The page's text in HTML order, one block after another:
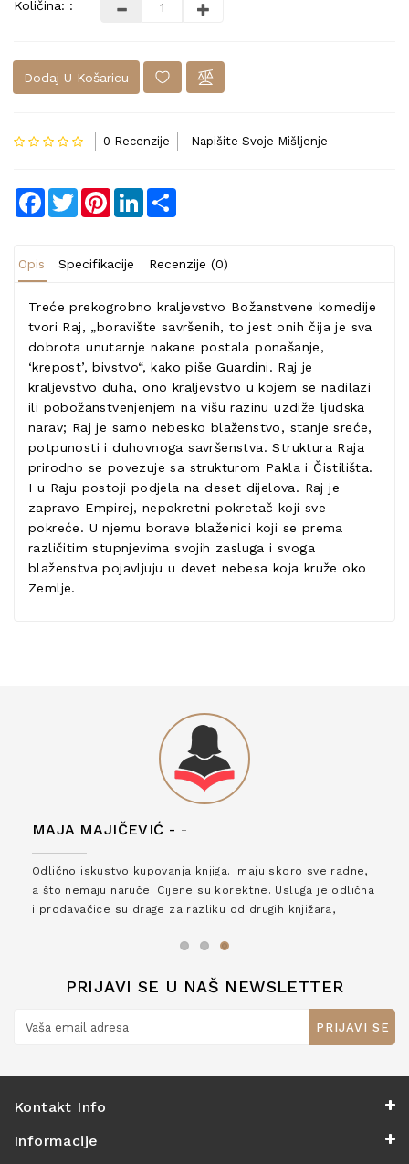
Količina: :
Dodaj U Košaricu
0 Recenzije Napišite Svoje Mišljenje
Facebook
TwitterPinterestLinkedIn
Opis Specifikacije Recenzije (0)
Treće prekogrobno kraljevstvo Božanstvene komedije
tvori Raj, „boravište savršenih, to jest onih čija je sva
dobrota unutarnje nakane postala ponašanje,
‘krepost’, bivstvo“, kako piše Guardini. Raj je
kraljevstvo duha, ono kraljevstvo u kojem se nadilazi
ili pobožanstvenjenjem na višu razinu uzdiže ljudska
narav; Raj je samo nebesko blaženstvo, stanje sreće,
potpunosti i duhovnoga savršenstva. Struktura Raja
prirodno se povezuje sa strukturom Pakla i Čistilišta.
I u Raju postoji podjela na deset dijelova. Raj je
zapravo Empirej, nepokretni pokretač koji sve
pokreće. U njemu borave blaženici koji se prema
različitim stupnjevima svojih zasluga i svoga
blaženstva pojavljuju u devet nebesa koja kruže oko
Zemlje.
MAJA MAJIČEVIĆ - -
Odlično iskustvo kupovanja knjiga. Imaju skoro sve radne,
a što nemaju naruče. Cijene su korektne. Usluga je odlična
i prodavačice su drage za razliku od drugih knjižara,
PRIJAVI SE U NAŠ NEWSLETTER
PRIJAVI SE
Kontakt Info
Informacije